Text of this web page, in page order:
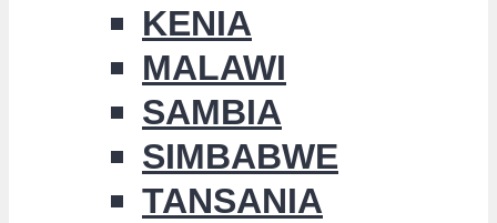
KENIA
MALAWI
SAMBIA
SIMBABWE
TANSANIA